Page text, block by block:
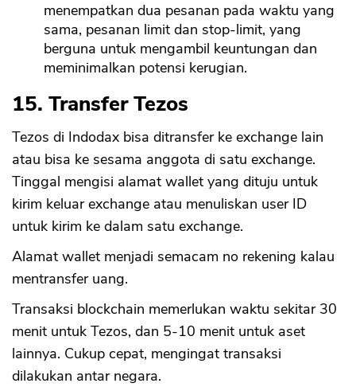
menempatkan dua pesanan pada waktu yang
sama, pesanan limit dan stop-limit, yang
berguna untuk mengambil keuntungan dan
meminimalkan potensi kerugian.
15. Transfer Tezos
Tezos di Indodax bisa ditransfer ke exchange lain
atau bisa ke sesama anggota di satu exchange.
Tinggal mengisi alamat wallet yang dituju untuk
kirim keluar exchange atau menuliskan user ID
untuk kirim ke dalam satu exchange.
Alamat wallet menjadi semacam no rekening kalau
mentransfer uang.
Transaksi blockchain memerlukan waktu sekitar 30
menit untuk Tezos, dan 5-10 menit untuk aset
lainnya. Cukup cepat, mengingat transaksi
dilakukan antar negara.